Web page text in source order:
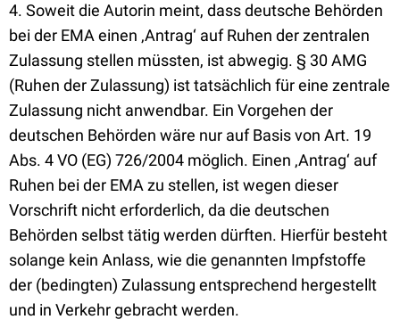
4. Soweit die Autorin meint, dass deutsche Behörden
bei der EMA einen ‚Antrag‘ auf Ruhen der zentralen
Zulassung stellen müssten, ist abwegig. § 30 AMG
(Ruhen der Zulassung) ist tatsächlich für eine zentrale
Zulassung nicht anwendbar. Ein Vorgehen der
deutschen Behörden wäre nur auf Basis von Art. 19
Abs. 4 VO (EG) 726/2004 möglich. Einen ‚Antrag‘ auf
Ruhen bei der EMA zu stellen, ist wegen dieser
Vorschrift nicht erforderlich, da die deutschen
Behörden selbst tätig werden dürften. Hierfür besteht
solange kein Anlass, wie die genannten Impfstoffe
der (bedingten) Zulassung entsprechend hergestellt
und in Verkehr gebracht werden.